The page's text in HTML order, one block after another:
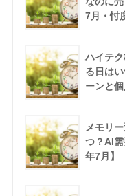
7月・忖
ハイテ
る日は
ーンと
メモリ
つ？AI
年7月】